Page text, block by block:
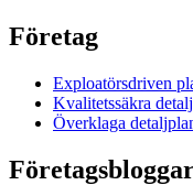
Företag
Exploatörsdriven
Kvalitetssäkra
Överklaga